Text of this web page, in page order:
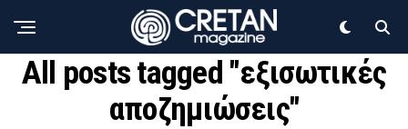
All posts tagged "εξισωτικές
αποζημιώσεις"